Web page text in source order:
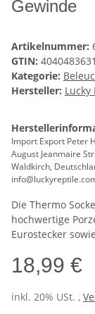
Gewinde
Artikelnummer:
GTIN:
Kategorie:
Hersteller: Lucky
Import Export Peter
August Jeanmaire
Waldkirch,
Die Thermo
hochwertige
Eurostecker
18,99 €
inkl. 20% USt. ,